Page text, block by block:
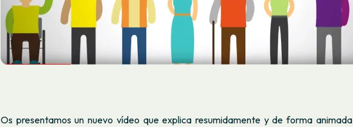
Os presentamos un nuevo vídeo que explica resumidamente y de forma animada